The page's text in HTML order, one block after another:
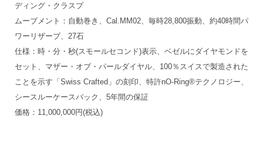
ディング・クラスプ
ムーブメント：自動巻き、Cal.MM02、毎時28,800振動、約40時間パ
ワーリザーブ、27石
仕様：時・分・秒(スモールセコンド)表示、ベゼルにダイヤモンドを
セット、マザー・オブ・パールダイヤル、100％スイスで製造された
ことを示す「Swiss Crafted」の刻印、特許nO-Ring®テクノロジー、
シースルーケースバック、5年間の保証
価格：11,000,000円(税込)